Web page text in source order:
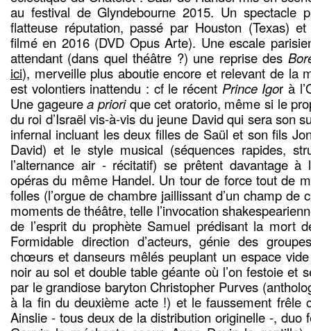
au festival de Glyndebourne 2015. Un spectacle
flatteuse réputation, passé par Houston (Texas)
filmé en 2016 (DVD Opus Arte). Une escale
attendant (dans quel théâtre ?) une reprise des
ici), merveille plus aboutie encore et relevant de la
est volontiers inattendu : cf le récent Prince Igor à
Une gageurea priorique cet oratorio, même si le
du roi d’Israël vis-à-vis du jeune David qui sera son
infernal incluant les deux filles de Saül et son fils
David) et le style musical (séquences rapides,
l’alternance air - récitatif) se prêtent davantage
opéras du même Handel. Un tour de force tout de
folles (l’orgue de chambre jaillissant d’un champ de
moments de théâtre, telle l’invocation
de l’esprit du prophète Samuel prédisant la mort
Formidable direction d’acteurs, génie des
chœurs et danseurs mêlés peuplant un espace
noir au sol et double table géante où l’on festoie et
par le grandiose baryton Christopher Purves
à la fin du deuxième acte !) et le faussement frêle
Ainslie - tous deux de la distribution originelle -, duo